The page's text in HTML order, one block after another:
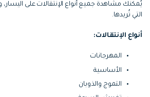
يُمكنك مشاهدة جميع أنواع الإنتقالات على اليسار،
التي تُريدها.
أنواع الإنتقالات:
المهرجانات
الأساسية
التموج والذوبان